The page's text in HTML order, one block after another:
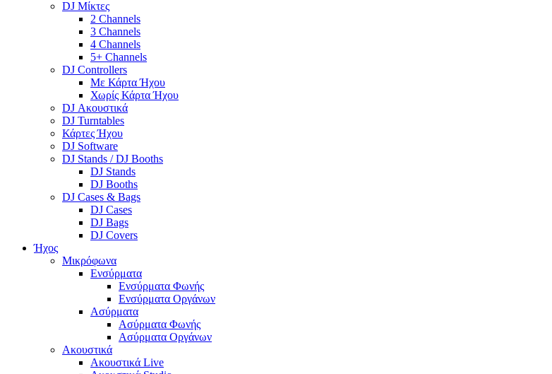
DJ Μίκτες
2 Channels
3 Channels
4 Channels
5+ Channels
DJ Controllers
Με Κάρτα Ήχου
Χωρίς Κάρτα Ήχου
DJ Ακουστικά
DJ Turntables
Κάρτες Ήχου
DJ Software
DJ Stands / DJ Booths
DJ Stands
DJ Booths
DJ Cases & Bags
DJ Cases
DJ Bags
DJ Covers
Ήχος
Μικρόφωνα
Ενσύρματα
Ενσύρματα Φωνής
Ενσύρματα Οργάνων
Ασύρματα
Ασύρματα Φωνής
Ασύρματα Οργάνων
Ακουστικά
Ακουστικά Live